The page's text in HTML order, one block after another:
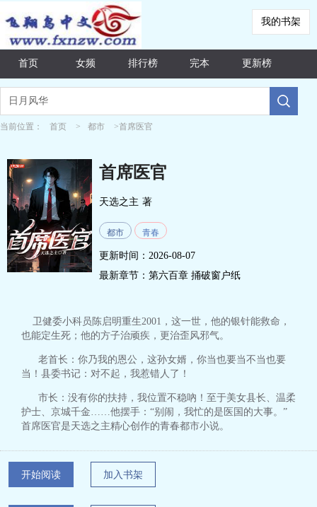
我的书架
首页 女频 排行榜 完本 更新榜
当前位置： 首页 > 都市 >首席医官
首席医官
天选之主 著
都市 青春
更新时间：2026-08-07
最新章节： 第六百章 捅破窗户纸
卫健委小科员陈启明重生2001，这一世，他的银针能救命，
也能定生死；他的方子治顽疾，更治歪风邪气。
老首长：你乃我的恩公，这孙女婿，你当也要当不当也要
当！县委书记：对不起，我惹错人了！
市长：没有你的扶持，我位置不稳吶！至于美女县长、温柔
护士、京城千金……他摆手：“别闹，我忙的是医国的大事。”
首席医官是天选之主精心创作的青春都市小说。
开始阅读 加入书架